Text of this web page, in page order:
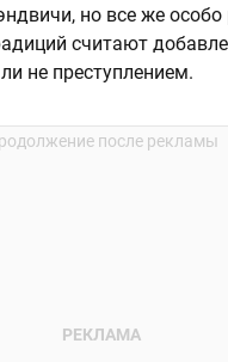
но все же
считают
не преступлением.